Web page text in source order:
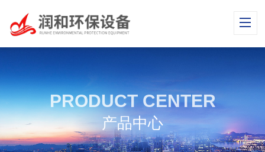
PRODUCT CENTER
产品中心